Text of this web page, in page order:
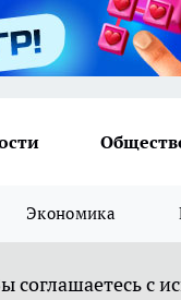
Экономика
соглашаетесь с